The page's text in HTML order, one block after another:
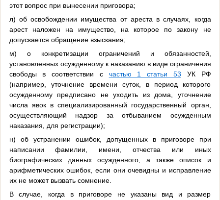
этот вопрос при вынесении приговора;
л) об освобождении имущества от ареста в случаях, когда
арест наложен на имущество, на которое по закону не
допускается обращение взыскания;
м) о конкретизации ограничений и обязанностей,
установленных осужденному к наказанию в виде ограничения
свободы в соответствии с частью 1 статьи 53 УК РФ
(например, уточнение времени суток, в период которого
осужденному предписано не уходить из дома, уточнение
числа явок в специализированный государственный орган,
осуществляющий надзор за отбыванием осужденным
наказания, для регистрации);
н) об устранении ошибок, допущенных в приговоре при
написании фамилии, имени, отчества или иных
биографических данных осужденного, а также описок и
арифметических ошибок, если они очевидны и исправление
их не может вызвать сомнение.
В случае, когда в приговоре не указаны вид и размер